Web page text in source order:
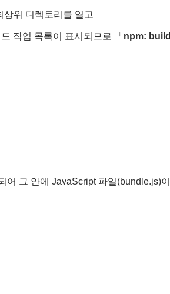
위 디렉토리를 열고
작업 목록이 표시되므로 「 npm:
어 그 안에 JavaScript 파일(bundle.js)